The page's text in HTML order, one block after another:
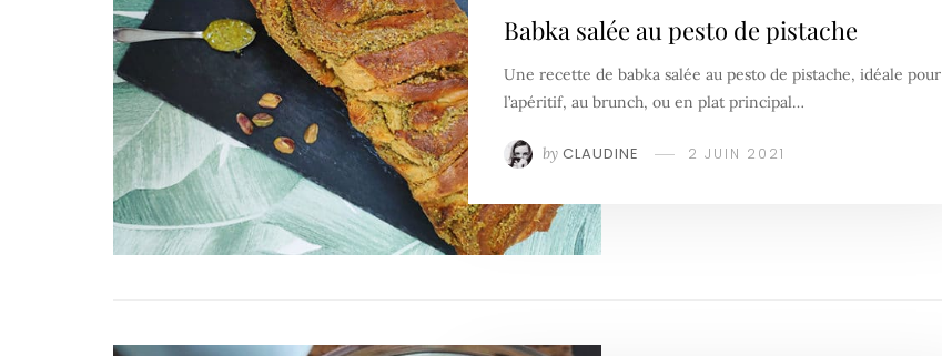
Babka salée au pesto de pistache
Une recette de babka salée au pesto de pistache, idéale pour
l’apéritif, au brunch, ou en plat principal…
by CLAUDINE 2 JUIN 2021